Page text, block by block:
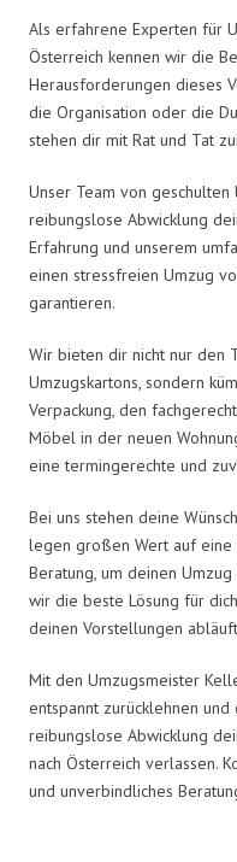
Als erfahrene Experten für
Österreich kennen wir die
Herausforderungen dieses
die Organisation oder die
stehen dir mit Rat und Tat
Unser Team von
reibungslose Abwicklung
Erfahrung und unserem
einen stressfreien Umzug
garantieren.
Wir bieten dir nicht nur den
Umzugskartons, sondern
Verpackung, den
Möbel in der neuen
eine termingerechte und
Bei uns stehen deine
legen großen Wert auf
Beratung, um deinen
wir die beste Lösung für
deinen Vorstellungen
Mit den Umzugsmeister
entspannt zurücklehnen
reibungslose Abwicklung
nach Österreich verlassen.
und unverbindliches